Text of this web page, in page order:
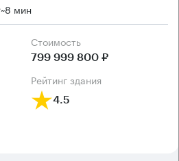
~8 мин
Cтоимость
799 999 800 ₽
рейтинг здания
4.5